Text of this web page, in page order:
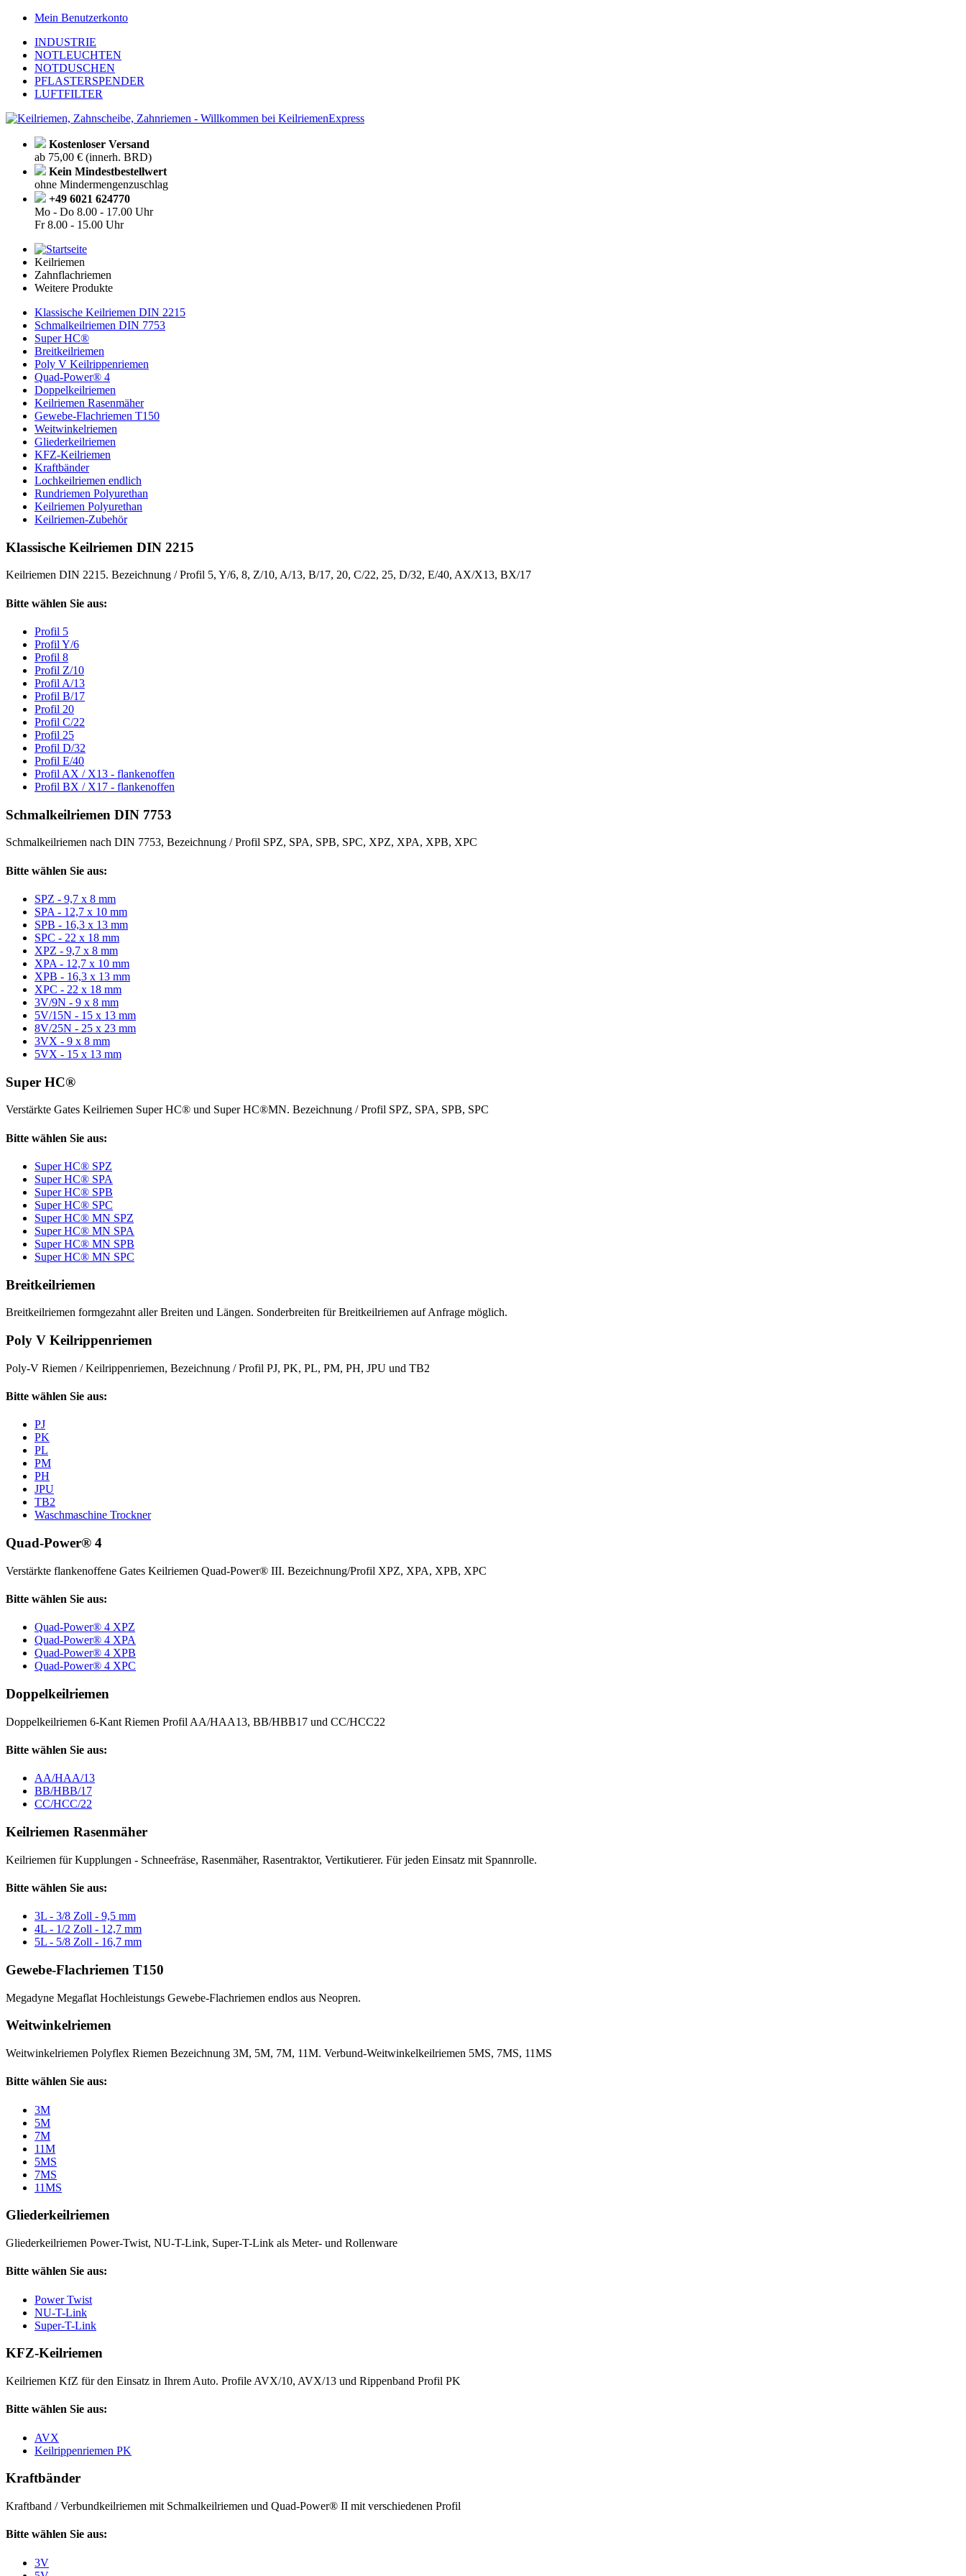
Mein Benutzerkonto
INDUSTRIE
NOTLEUCHTEN
NOTDUSCHEN
PFLASTERSPENDER
LUFTFILTER
Kostenloser Versand
ab 75,00 € (innerh. BRD)
Kein Mindestbestellwert
ohne Mindermengenzuschlag
+49 6021 624770
Mo - Do 8.00 - 17.00 Uhr
Fr8.00 - 15.00 Uhr
Keilriemen
Zahnflachriemen
Weitere Produkte
Klassische Keilriemen DIN 2215
Schmalkeilriemen DIN 7753
Super HC®
Breitkeilriemen
Poly V Keilrippenriemen
Quad-Power® 4
Doppelkeilriemen
Keilriemen Rasenmäher
Gewebe-Flachriemen T150
Weitwinkelriemen
Gliederkeilriemen
KFZ-Keilriemen
Kraftbänder
Lochkeilriemen endlich
Rundriemen Polyurethan
Keilriemen Polyurethan
Keilriemen-Zubehör
Klassische Keilriemen DIN 2215
Keilriemen DIN 2215. Bezeichnung / Profil 5, Y/6, 8, Z/10, A/13, B/17, 20, C/22, 25, D/32, E/40, AX/X13, BX/17
Bitte wählen Sie aus:
Profil 5
Profil Y/6
Profil 8
Profil Z/10
Profil A/13
Profil B/17
Profil 20
Profil C/22
Profil 25
Profil D/32
Profil E/40
Profil AX / X13 - flankenoffen
Profil BX / X17 - flankenoffen
Schmalkeilriemen DIN 7753
Schmalkeilriemen nach DIN 7753, Bezeichnung / Profil SPZ, SPA, SPB, SPC, XPZ, XPA, XPB, XPC
Bitte wählen Sie aus:
SPZ - 9,7 x 8 mm
SPA - 12,7 x 10 mm
SPB - 16,3 x 13 mm
SPC - 22 x 18 mm
XPZ - 9,7 x 8 mm
XPA - 12,7 x 10 mm
XPB - 16,3 x 13 mm
XPC - 22 x 18 mm
3V/9N - 9 x 8 mm
5V/15N - 15 x 13 mm
8V/25N - 25 x 23 mm
3VX - 9 x 8 mm
5VX - 15 x 13 mm
Super HC®
Verstärkte Gates Keilriemen Super HC® und Super HC®MN. Bezeichnung / Profil SPZ, SPA, SPB, SPC
Bitte wählen Sie aus:
Super HC® SPZ
Super HC® SPA
Super HC® SPB
Super HC® SPC
Super HC® MN SPZ
Super HC® MN SPA
Super HC® MN SPB
Super HC® MN SPC
Breitkeilriemen
Breitkeilriemen formgezahnt aller Breiten und Längen. Sonderbreiten für Breitkeilriemen auf Anfrage möglich.
Poly V Keilrippenriemen
Poly-V Riemen / Keilrippenriemen, Bezeichnung / Profil PJ, PK, PL, PM, PH, JPU und TB2
Bitte wählen Sie aus:
PJ
PK
PL
PM
PH
JPU
TB2
Waschmaschine Trockner
Quad-Power® 4
Verstärkte flankenoffene Gates Keilriemen Quad-Power® III. Bezeichnung/Profil XPZ, XPA, XPB, XPC
Bitte wählen Sie aus:
Quad-Power® 4 XPZ
Quad-Power® 4 XPA
Quad-Power® 4 XPB
Quad-Power® 4 XPC
Doppelkeilriemen
Doppelkeilriemen 6-Kant Riemen Profil AA/HAA13, BB/HBB17 und CC/HCC22
Bitte wählen Sie aus:
AA/HAA/13
BB/HBB/17
CC/HCC/22
Keilriemen Rasenmäher
Keilriemen für Kupplungen - Schneefräse, Rasenmäher, Rasentraktor, Vertikutierer. Für jeden Einsatz mit Spannrolle.
Bitte wählen Sie aus:
3L - 3/8 Zoll - 9,5 mm
4L - 1/2 Zoll - 12,7 mm
5L - 5/8 Zoll - 16,7 mm
Gewebe-Flachriemen T150
Megadyne Megaflat Hochleistungs Gewebe-Flachriemen endlos aus Neopren.
Weitwinkelriemen
Weitwinkelriemen Polyflex Riemen Bezeichnung 3M, 5M, 7M, 11M. Verbund-Weitwinkelkeilriemen 5MS, 7MS, 11MS
Bitte wählen Sie aus:
3M
5M
7M
11M
5MS
7MS
11MS
Gliederkeilriemen
Gliederkeilriemen Power-Twist, NU-T-Link, Super-T-Link als Meter- und Rollenware
Bitte wählen Sie aus:
Power Twist
NU-T-Link
Super-T-Link
KFZ-Keilriemen
Keilriemen KfZ für den Einsatz in Ihrem Auto. Profile AVX/10, AVX/13 und Rippenband Profil PK
Bitte wählen Sie aus:
AVX
Keilrippenriemen PK
Kraftbänder
Kraftband / Verbundkeilriemen mit Schmalkeilriemen und Quad-Power® II mit verschiedenen Profil
Bitte wählen Sie aus:
3V